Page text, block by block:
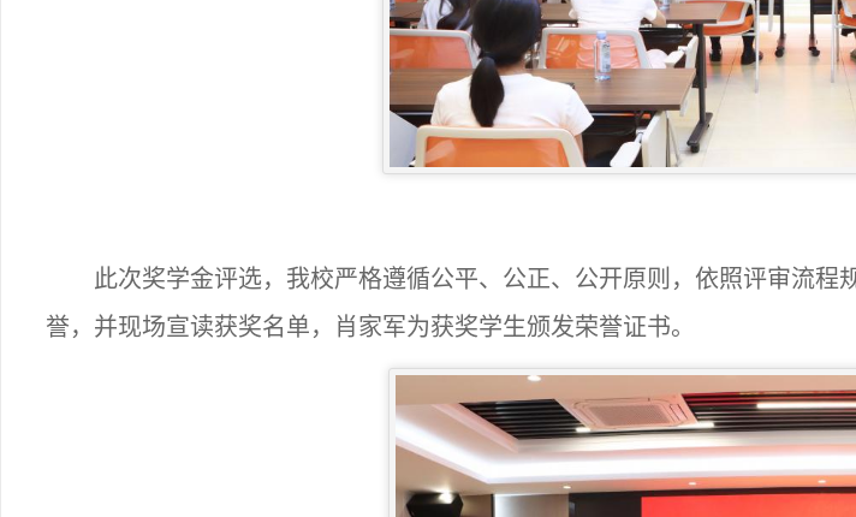
此次奖学金评选，我校严格遵循公平、公正、公开原则，依照评审流程
誉，并现场宣读获奖名单，肖家军为获奖学生颁发荣誉证书。